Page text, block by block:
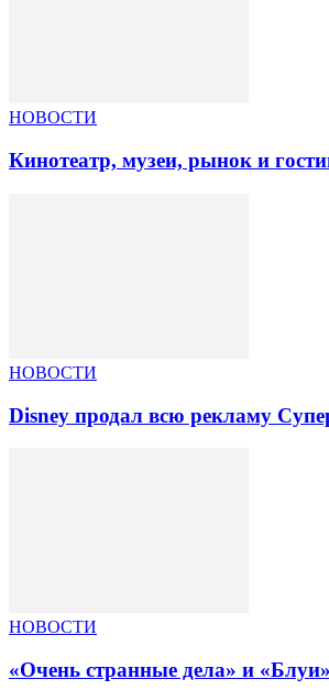
НОВОСТИ
Кинотеатр, музеи, рынок и
НОВОСТИ
Disney продал всю рекламу
НОВОСТИ
«Очень странные дела» и